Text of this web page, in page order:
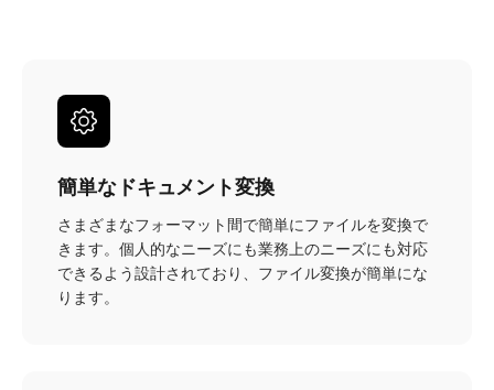
簡単なドキュメント変換
さまざまなフォーマット間で簡単にファイルを変換で
きます。個人的なニーズにも業務上のニーズにも対応
できるよう設計されており、ファイル変換が簡単にな
ります。